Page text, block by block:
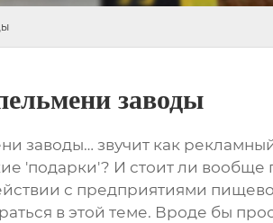
заводы
заводы… звучит как
'подарки'? И стоит ли
с предприятиями
в этой теме. Вроде бы